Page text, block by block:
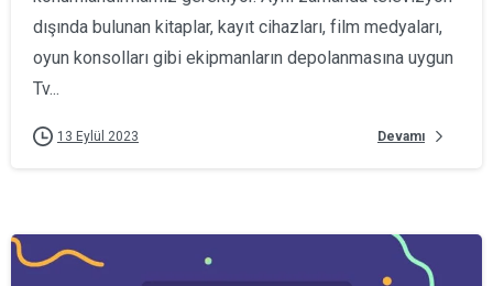
dışında bulunan kitaplar, kayıt cihazları, film medyaları,
oyun konsolları gibi ekipmanların depolanmasına uygun
Tv...
13 Eylül 2023 Devamı